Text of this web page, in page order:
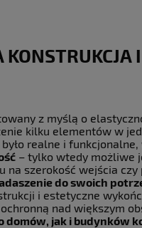
z myślą o
kilku elementów w
realne i
– tylko wtedy możliwe
na szerokość wejścia
do swoich
i estetyczne
nad większym
domów, jak i budynków